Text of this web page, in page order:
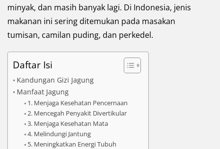
minyak, dan masih banyak lagi. Di Indonesia, jenis
makanan ini sering ditemukan pada masakan
tumisan, camilan puding, dan perkedel.
Daftar Isi
Kandungan Gizi Jagung
Manfaat Jagung
1. Menjaga Kesehatan Pencernaan
2. Mencegah Penyakit Divertikular
3. Menjaga Kesehatan Mata
4. Melindungi Jantung
5. Meningkatkan Energi Tubuh